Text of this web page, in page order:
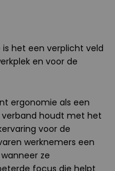
het een verplicht veld
en voor de
ergonomie als een
houdt met het
voor de
werknemers een
ze